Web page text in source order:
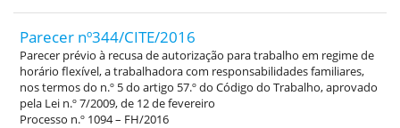
Parecer nº344/CITE/2016
Parecer prévio à recusa de autorização para trabalho em regime de
horário flexível, a trabalhadora com responsabilidades familiares,
nos termos do n.º 5 do artigo 57.º do Código do Trabalho, aprovado
pela Lei n.º 7/2009, de 12 de fevereiro
Processo n.º 1094 – FH/2016